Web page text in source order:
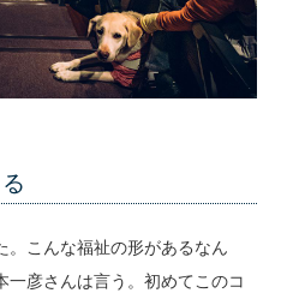
。こんな福祉の形があるなん
一彦さんは言う。初めてこのコ